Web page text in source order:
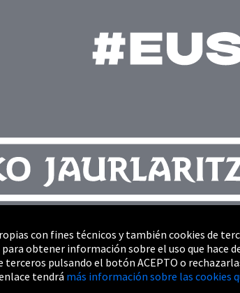
con fines técnicos y también cookies de
obtener información sobre el uso que hace
terceros pulsando el botón ACEPTO o
tendrá más información sobre las cookies